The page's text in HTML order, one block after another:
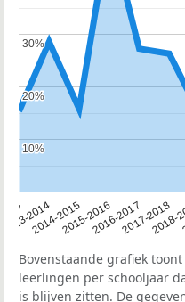
2013-20142014-20152015-20162016-20172017-2018
10%
10%
20%
20%
30%
30%
Bovenstaande grafiek
leerlingen per schooljaar
is blijven zitten. De